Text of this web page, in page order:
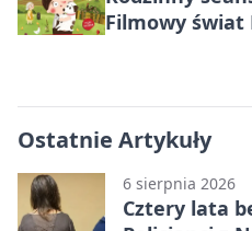
Filmowy świat
Ostatnie Artykuły
6 sierpnia 2026
Cztery lata